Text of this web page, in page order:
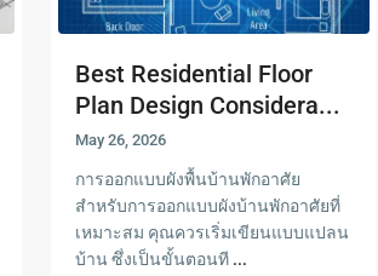
Best Residential Floor
Plan Design Considera...
May 26, 2026
การออกแบบผังพื้นบ้านพักอาศัย
สำหรับการออกแบบผังบ้านพักอาศัยที่
เหมาะสม คุณควรเริ่มเขียนแบบแปลน
บ้าน ซึ่งเป็นขั้นตอนที ...